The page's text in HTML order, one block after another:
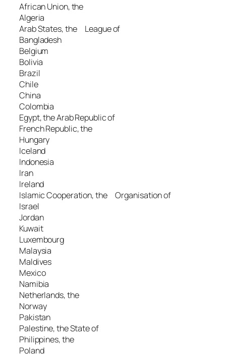
African Union, the
Algeria
Arab States, the League of
Bangladesh
Belgium
Bolivia
Brazil
Chile
China
Colombia
Egypt, the Arab Republic of
French Republic, the
Hungary
Iceland
Indonesia
Iran
Ireland
Islamic Cooperation, the Organisation of
Israel
Jordan
Kuwait
Luxembourg
Malaysia
Maldives
Mexico
Namibia
Netherlands, the
Norway
Pakistan
Palestine, the State of
Philippines, the
Poland